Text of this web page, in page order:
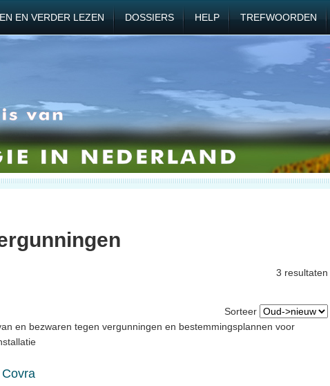
EN VERDER LEZEN DOSSIERS HELP TREFWOORDEN
3 resultaten
Sorteer
en bezwaren tegen vergunningen en bestemmingsplannen voor